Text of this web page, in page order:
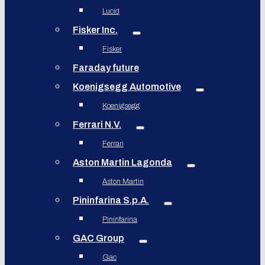
Lucid
Fisker Inc.
Fisker
Faraday future
Koenigsegg Automotive
Koenigsegg
Ferrari N.V.
Ferrari
Aston Martin Lagonda
Aston Martin
Pininfarina S.p.A.
Pininfarina
GAC Group
Gac